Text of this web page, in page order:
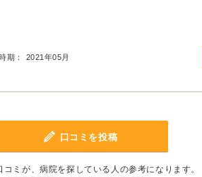
期： 2021年05月
口コミを投稿
コミが、病院を探している人の参考になります。